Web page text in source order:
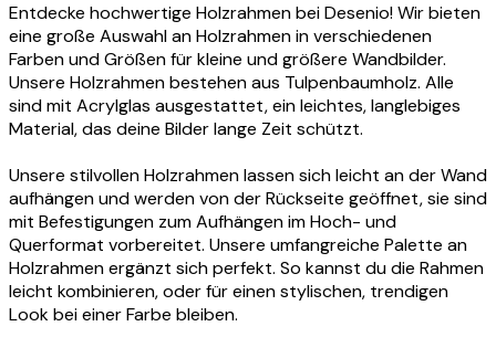
Entdecke hochwertige Holzrahmen bei Desenio! Wir bieten
eine große Auswahl an Holzrahmen in verschiedenen
Farben und Größen für kleine und größere Wandbilder.
Unsere Holzrahmen bestehen aus Tulpenbaumholz. Alle
sind mit Acrylglas ausgestattet, ein leichtes, langlebiges
Material, das deine Bilder lange Zeit schützt.
Unsere stilvollen Holzrahmen lassen sich leicht an der Wand
aufhängen und werden von der Rückseite geöffnet, sie sind
mit Befestigungen zum Aufhängen im Hoch- und
Querformat vorbereitet. Unsere umfangreiche Palette an
Holzrahmen ergänzt sich perfekt. So kannst du die Rahmen
leicht kombinieren, oder für einen stylischen, trendigen
Look bei einer Farbe bleiben.